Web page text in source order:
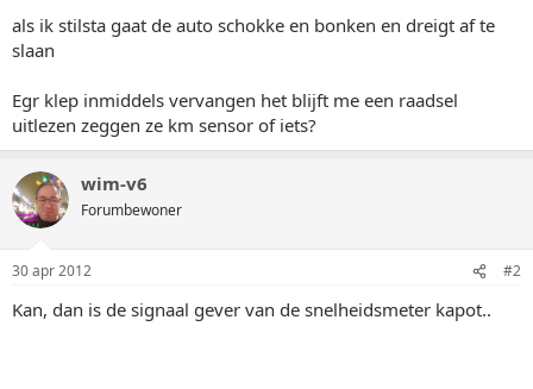
als ik stilsta gaat de auto schokke en bonken en dreigt af te
slaan
Egr klep inmiddels vervangen het blijft me een raadsel
uitlezen zeggen ze km sensor of iets?
wim-v6
Forumbewoner
30 apr 2012 #2
Kan, dan is de signaal gever van de snelheidsmeter kapot..